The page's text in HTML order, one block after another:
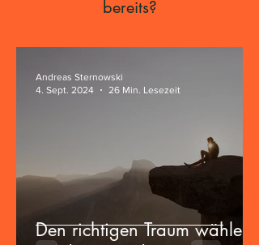
bereits?
Den richtigen Traum wählen
Andreas Sternowski
4. Sept. 2024
26 Min. Lesezeit